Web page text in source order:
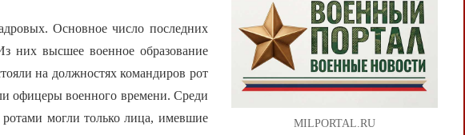
Основное число последних
них высшее военное образование
на должностях командиров рот
офицеры военного времени. Среди
ротами могли только лица, имевшие
MILPORTAL.RU